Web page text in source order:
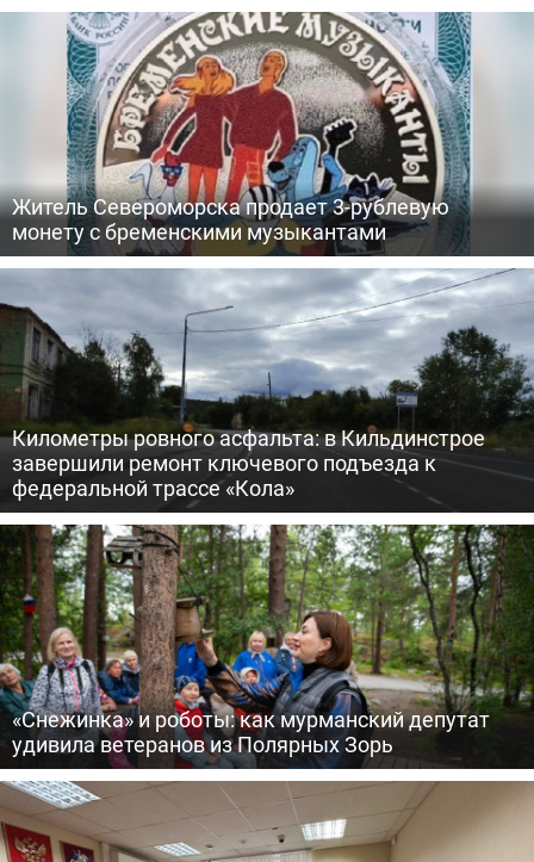
Житель Североморска продает 3-рублевую
монету с бременскими музыкантами
Километры ровного асфальта: в Кильдинстрое
завершили ремонт ключевого подъезда к
федеральной трассе «Кола»
«Снежинка» и роботы: как мурманский депутат
удивила ветеранов из Полярных Зорь